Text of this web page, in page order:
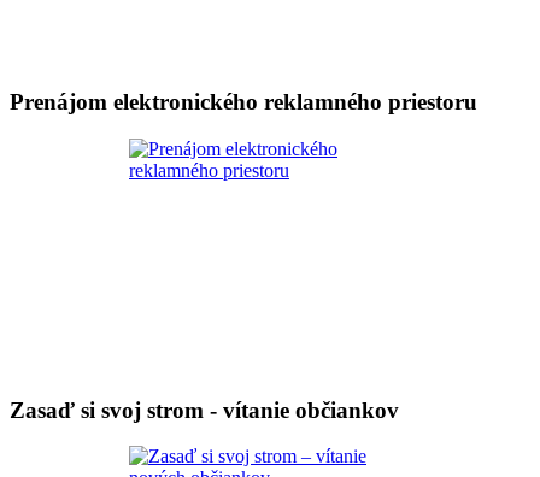
Prenájom elektronického reklamného priestoru
Zasaď si svoj strom - vítanie občiankov